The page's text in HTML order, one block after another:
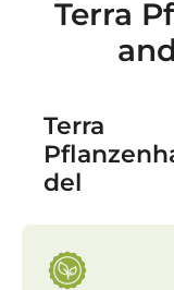
Terra
Terra
del